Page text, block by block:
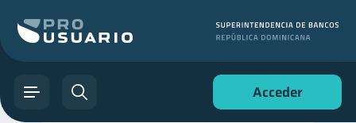
Acceder